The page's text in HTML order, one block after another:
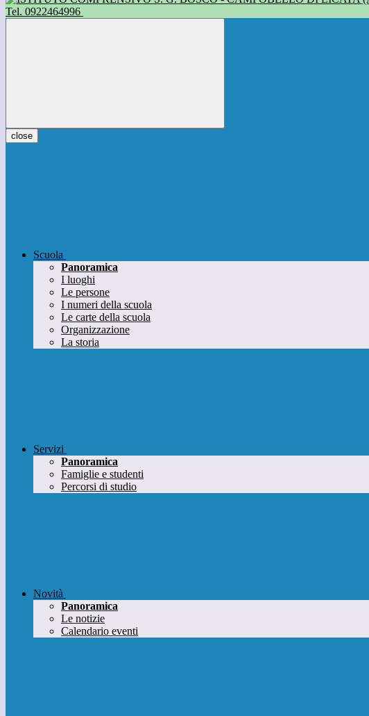
Tel. 0922464996
close
Scuola
Panoramica
I luoghi
Le persone
I numeri della scuola
Le carte della scuola
Organizzazione
La storia
Servizi
Panoramica
Famiglie e studenti
Percorsi di studio
Novità
Panoramica
Le notizie
Calendario eventi